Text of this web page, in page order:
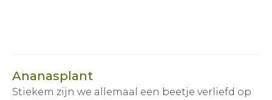
Ananasplant
Stiekem zijn we allemaal een beetje verliefd op